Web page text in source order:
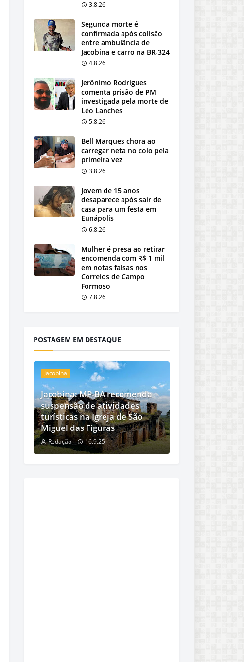
3.8.26
Segunda morte é
confirmada após colisão
entre ambulância de
Jacobina e carro na BR-324
4.8.26
Jerônimo Rodrigues
comenta prisão de PM
investigada pela morte de
Léo Lanches
5.8.26
Bell Marques chora ao
carregar neta no colo pela
primeira vez
3.8.26
Jovem de 15 anos
desaparece após sair de
casa para um festa em
Eunápolis
6.8.26
Mulher é presa ao retirar
encomenda com R$ 1 mil
em notas falsas nos
Correios de Campo
Formoso
7.8.26
POSTAGEM EM DESTAQUE
Jacobina
Jacobina: MP-BA recomenda
suspensão de atividades
turísticas na Igreja de São
Miguel das Figuras
Redação 16.9.25